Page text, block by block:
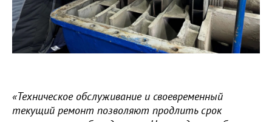
«Техническое обслуживание и своевременный
текущий ремонт позволяют продлить срок